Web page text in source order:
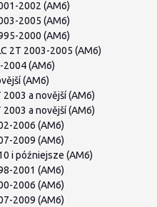
2002 (AM6)
2005 (AM6)
2000 (AM6)
2T 2003-2005 (AM6)
2004 (AM6)
(AM6)
2003 a novější (AM6)
2003 a novější (AM6)
2006 (AM6)
2009 (AM6)
i późniejsze (AM6)
2001 (AM6)
2006 (AM6)
2009 (AM6)